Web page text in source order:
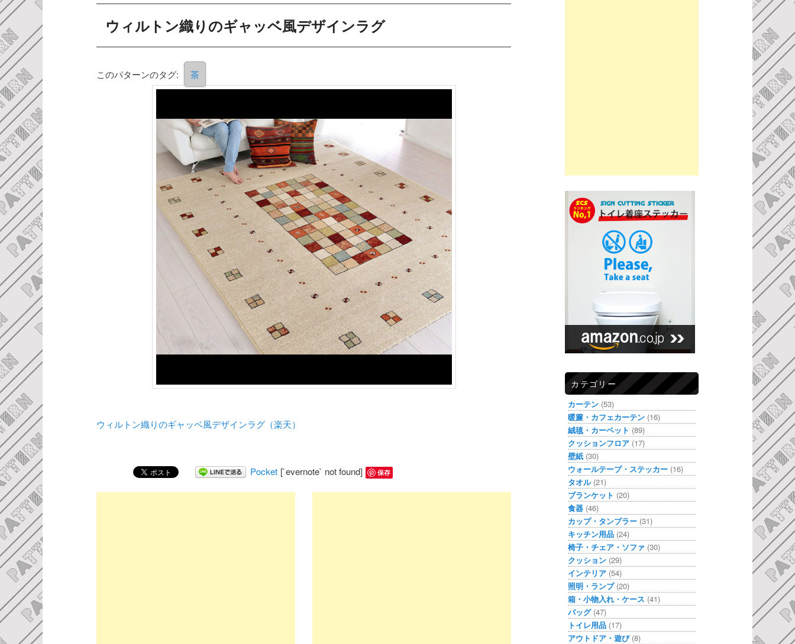
ウィルトン織りのギャッベ風デザインラグ
このパターンのタグ: 茶
ウィルトン織りのギャッベ風デザインラグ（楽天）
Pocket [`evernote` not found] 保存
カテゴリー
カーテン (53)
暖簾・カフェカーテン (16)
絨毯・カーペット (89)
クッションフロア (17)
壁紙 (30)
ウォールテープ・ステッカー (16)
タオル(21)
ブランケット (20)
食器 (46)
カップ・タンブラー (31)
キッチン用品 (24)
椅子・チェア・ソファ (30)
クッション (29)
インテリア (54)
照明・ランプ(20)
箱・小物入れ・ケース (41)
バッグ(47)
トイレ用品 (17)
アウトドア・遊び(8)